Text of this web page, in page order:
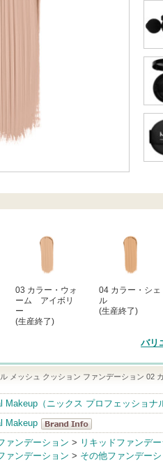
03 カラー・ウォ
ーム アイボリ
ー
(生産終了)
04 カラー・シェ
ル
(生産終了)
バリ
メッシュ クッション ファンデーション 02
Makeup（ニックス プロフェッショナ
Makeup
NYX
Professional
ァンデーション > リキッドファンデ
ァンデーション > その他ファンデー